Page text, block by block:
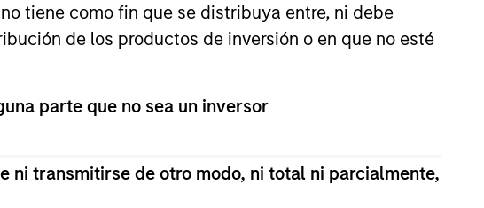
tiene como fin que se distribuya entre, ni debe
de los productos de inversión o en que no esté
parte que no sea un inversor
ni transmitirse de otro modo, ni total ni parcialmente,
is no guarantee that the investment mentioned
holdings). The trademarks and service marks
authorized, sponsored, or otherwise approved by
party site. We are providing these hyperlinks to you
responsible for the information contained on the site